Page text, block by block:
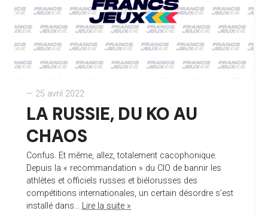
— 25 avril 2022
LA RUSSIE, DU KO AU
CHAOS
Confus. Et même, allez, totalement cacophonique.
Depuis la « recommandation » du CIO de bannir les
athlètes et officiels russes et biélorusses des
compétitions internationales, un certain désordre s’est
installé dans... Lire la suite »